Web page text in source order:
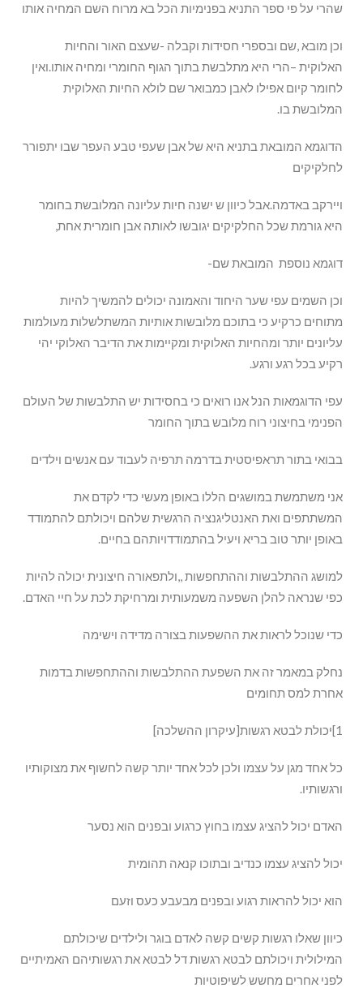
שהרי על פי ספר התניא בפנימיות הכל בא מרוח השם המחיה אותו
וכן מובא ,שם ובספרי חסידות וקבלה -שעצם האור והחיות
האלוקית –הרי היא מתלבשת בתוך הגוף החומרי ומחיה אותו.ואין
לחומר קיום אפילו לאבן כמבואר שם לולא החיות האלוקית
המלובשת בו.
הדוגמא המובאת בתניא היא של אבן שעפי טבע העפר שבו יתפורר
לחלקיקים
ויירקב באדמה.אבל כיוון ש ישנה חיות עליונה המלובשת בחומר
היא גורמת שכל החלקיקים יגובשו לאותה אבן חומרית אחת,
דוגמא נוספת המובאת שם-
וכן השמים עפי שער היחוד והאמונה יכולים להמשיך להיות
מתוחים כרקיע כי בתוכם מלובשות אותיות המשתלשלות מעולמות
עליונים יותר ומהחיות האלוקית ומקיימות את הדיבר האלוקי יהי
רקיע בכל רגע ורגע.
עפי הדוגמאות הנל אנו רואים כי בחסידות יש התלבשות של העולם
הפנימי בחיצוני רוח מלובש בתוך החומר
בבואי בתור תראפיסטית בדרמה תרפיה לעבוד עם אנשים וילדים
אני משתמשת במושגים הללו באופן מעשי כדי לקדם את
המשתתפים ואת האנטליגנציה הרגשית שלהם ויכולתם להתמודד
באופן יותר טוב בריא ויעיל בהתמודדויותהם בחיים.
למושג ההתלבשות וההתחפשות ,,ולתפאורה חיצונית יכולה להיות
כפי שנראה להלן השפעה משמעותית ומרחיקת לכת על חיי האדם.
כדי שנוכל לראות את ההשפעות בצורה מדידה וישימה
נחלק במאמר זה את השפעת ההתלבשות וההתחפשות בדמות
אחרת למס תחומים
1]יכולת לבטא רגשות[עיקרון ההשלכה]
כל אחד מגן על עצמו ולכן לכל אחד יותר קשה לחשוף את מצוקותיו
ורגשותיו.
האדם יכול להציג עצמו בחוץ כרגוע ובפנים הוא נסער
יכול להציג עצמו כנדיב ובתוכו קנאה תהומית
הוא יכול להראות רגוע ובפנים מבעבע כעס וזעם
כיוון שאלו רגשות קשים קשה לאדם בוגר ולילדים שיכולתם
המילולית ויכולתם לבטא רגשות דל לבטא את רגשותיהם האמיתיים
לפני אחרים מחשש לשיפוטיות